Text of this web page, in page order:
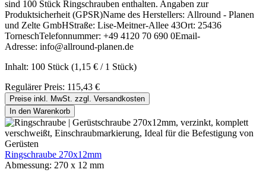
sind 100 Stück Ringschrauben enthalten. Angaben zur
Produktsicherheit (GPSR)Name des Herstellers: Allround - Planen
und Zelte GmbHStraße: Lise-Meitner-Allee 43Ort: 25436
TorneschTelefonnummer: +49 4120 70 690 0Email-
Adresse: info@allround-planen.de
Inhalt: 100 Stück (1,15 € / 1 Stück)
Regulärer Preis: 115,43 €
Preise inkl. MwSt. zzgl. Versandkosten
In den Warenkorb
Ringschraube 270x12mm
Abmessung: 270 x 12 mm